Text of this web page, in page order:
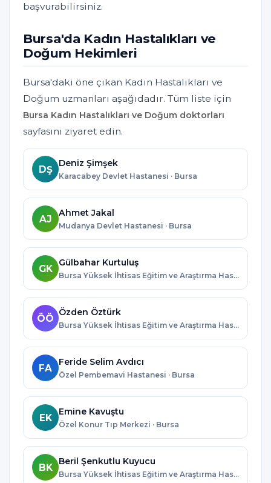
başvurabilirsiniz.
Bursa'da Kadın Hastalıkları ve
Doğum Hekimleri
Bursa'daki öne çıkan Kadın Hastalıkları ve
Doğum uzmanları aşağıdadır. Tüm liste için
Bursa Kadın Hastalıkları ve Doğum doktorları
sayfasını ziyaret edin.
DŞ
Deniz Şimşek
Karacabey Devlet Hastanesi · Bursa
AJ
Ahmet Jakal
Mudanya Devlet Hastanesi · Bursa
GK
Gülbahar Kurtuluş
Bursa Yüksek İhtisas Eğitim ve Araştırma Hastanesi · Bursa
ÖÖ
Özden Öztürk
Bursa Yüksek İhtisas Eğitim ve Araştırma Hastanesi · Bursa
FA
Feride Selim Avdıcı
Özel Pembemavi Hastanesi · Bursa
EK
Emine Kavuştu
Özel Konur Tıp Merkezi · Bursa
BK
Beril Şenkutlu Kuyucu
Bursa Yüksek İhtisas Eğitim ve Araştırma Hastanesi · Bursa